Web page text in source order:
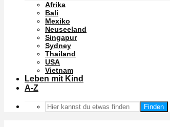
Afrika
Bali
Mexiko
Neuseeland
Singapur
Sydney
Thailand
USA
Vietnam
Leben mit Kind
A-Z
Finden